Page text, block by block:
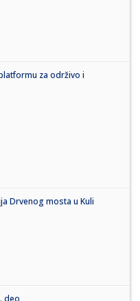
za održivo i
Drvenog mosta u Kuli
deo